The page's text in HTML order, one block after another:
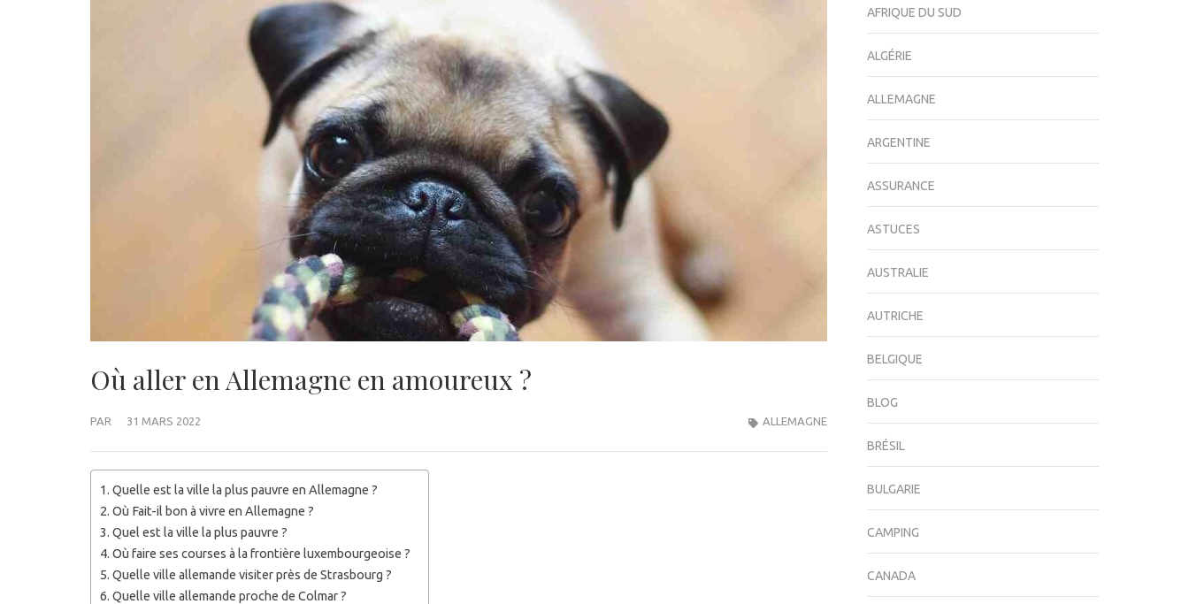
Où aller en Allemagne en amoureux ?
PAR 31 MARS 2022 ALLEMAGNE
Quelle est la ville la plus pauvre en Allemagne ?
Où Fait-il bon à vivre en Allemagne ?
Quel est la ville la plus pauvre ?
Où faire ses courses à la frontière luxembourgeoise ?
Quelle ville allemande visiter près de Strasbourg ?
Quelle ville allemande proche de Colmar ?
AFRIQUE DU SUD
ALGÉRIE
ALLEMAGNE
ARGENTINE
ASSURANCE
ASTUCES
AUSTRALIE
AUTRICHE
BELGIQUE
BLOG
BRÉSIL
BULGARIE
CAMPING
CANADA